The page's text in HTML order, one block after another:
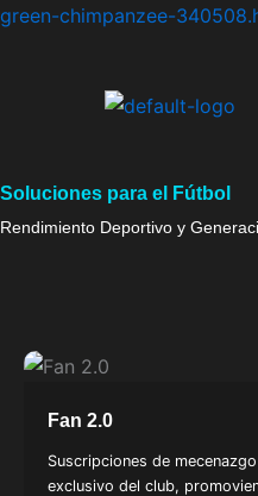
Ir
green-chimpanzee-
Soluciones para el Fútbol
Rendimiento Deportivo y
Fan 2.0
Suscripciones de
exclusivo del club,